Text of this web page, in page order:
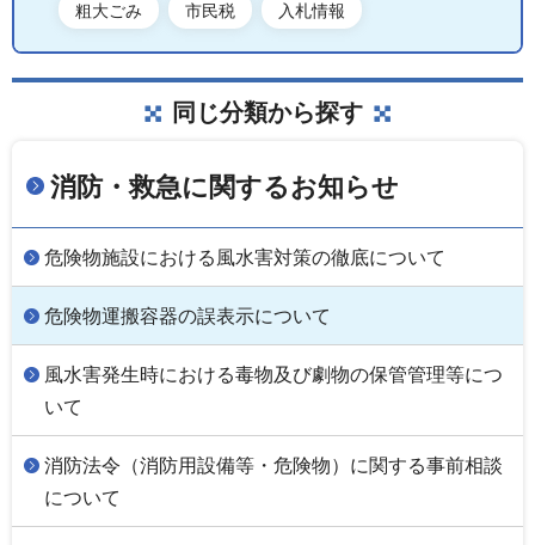
粗大ごみ 市民税 入札情報
同じ分類から探す
消防・救急に関するお知らせ
危険物施設における風水害対策の徹底について
危険物運搬容器の誤表示について
風水害発生時における毒物及び劇物の保管管理等につ
いて
消防法令（消防用設備等・危険物）に関する事前相談
について